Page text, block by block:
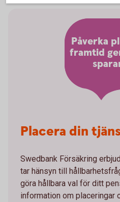
Placera din
Swedbank Försäkring
tar hänsyn till
göra hållbara val för ditt
information om placeringar
Påverka
framtid